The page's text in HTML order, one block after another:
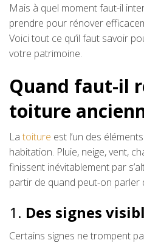
Mais à quel moment faut-il
prendre pour rénover
Voici tout ce qu’il faut savoir
votre patrimoine.
Quand faut-il
toiture
La toiture est l’un des
habitation. Pluie, neige, vent,
finissent inévitablement par
partir de quand peut-on parler
1. Des signes
Certains signes ne trompent